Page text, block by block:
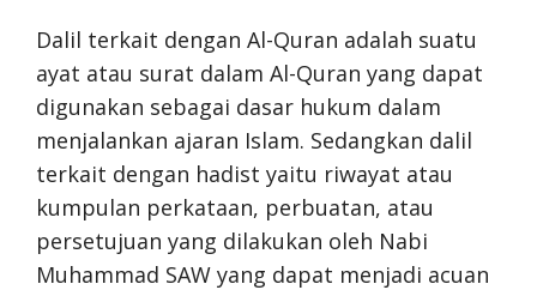
Dalil terkait dengan Al-Quran adalah suatu
ayat atau surat dalam Al-Quran yang dapat
digunakan sebagai dasar hukum dalam
menjalankan ajaran Islam. Sedangkan dalil
terkait dengan hadist yaitu riwayat atau
kumpulan perkataan, perbuatan, atau
persetujuan yang dilakukan oleh Nabi
Muhammad SAW yang dapat menjadi acuan